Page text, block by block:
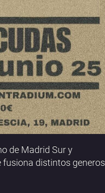
de Madrid Sur y
fusiona distintos generos